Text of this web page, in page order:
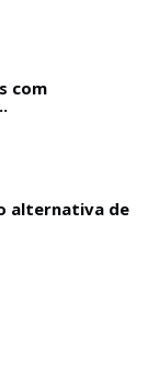
com
alternativa de